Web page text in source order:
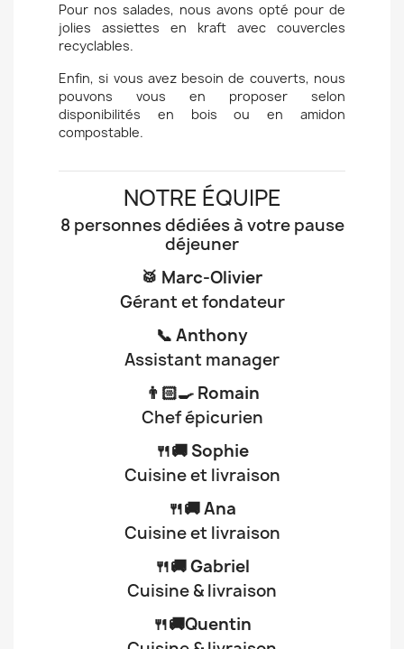
Pour nos salades, nous avons opté pour de
jolies assiettes en kraft avec couvercles
recyclables.
Enfin, si vous avez besoin de couverts, nous
pouvons vous en proposer selon
disponibilités en bois ou en amidon
compostable.
NOTRE ÉQUIPE
8 personnes dédiées à votre pause
déjeuner
🥁 Marc-Olivier
Gérant et fondateur
📞 Anthony
Assistant manager
👨🏻‍🍳 Romain
Chef épicurien
🍴🚚 Sophie
Cuisine et livraison
🍴🚚 Ana
Cuisine et livraison
🍴🚚 Gabriel
Cuisine & livraison
🍴🚚Quentin